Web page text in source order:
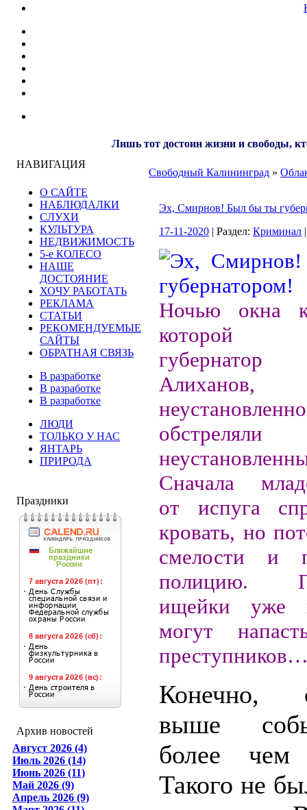
Лишь тот достоин жизни и свободы,
НАВИГАЦИЯ
О САЙТЕ
НАБЛЮДАЛКИ
СЛУХИ
КУЛЬТУРА
НЕДВИЖИМОСТЬ
5-е КОЛЕСО
НАШЕ
ДОСТОЯНИЕ
ХОЧУ РАБОТАТЬ
РЕКЛАМА
СТАТЬИ
РЕКОМЕНДУЕМЫЕ
САЙТЫ
ОБРАТНАЯ СВЯЗЬ
В разработке
В разработке
В разработке
ЛЮДИ
ТОЛЬКО У НАС
ЯНТАРЬ
ПРИРОДА
Праздники
Архив новостей
Август 2026 (4)
Июль 2026 (14)
Июнь 2026 (11)
Май 2026 (9)
Апрель 2026 (9)
Свободный Калининград »
Эх, Смирнов! Был бы ты
17-11-2020 | Раздел: Криминал
Ночью окна
которой
обстреляли
Сначала
от испуга
кровать, но
смелости и
полицию.
ищейки уже
могут
Конечно,
выше
более чем
Такого не